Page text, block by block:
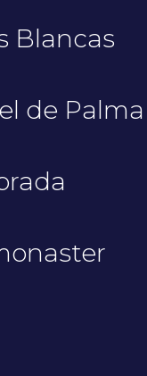
Blancas
de Palma